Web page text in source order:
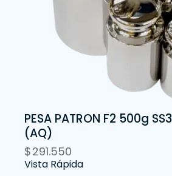
PESA PATRON F2 500g
(AQ)
$291.550
Vista Rápida